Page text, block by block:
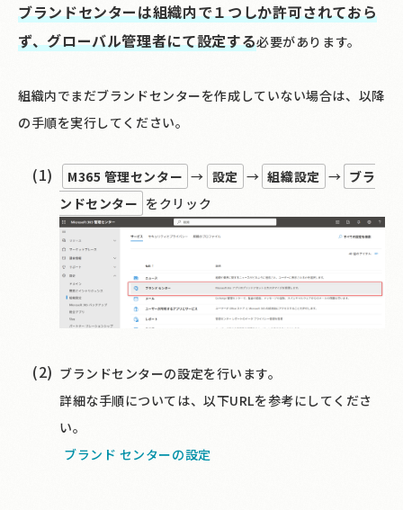
ブランドセンターは組織内で１つしか許可されておら
ず、グローバル管理者にて設定する必要があります。
組織内でまだブランドセンターを作成していない場合は、以降
の手順を実行してください。
M365 管理センター → 設定 → 組織設定 → ブラ
ンドセンター をクリック
ブランドセンターの設定を行います。
詳細な手順については、以下URLを参考にしてくださ
い。
ブランド センターの設定